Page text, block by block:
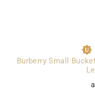
Burberry Small